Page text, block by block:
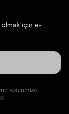
için e-
korunması